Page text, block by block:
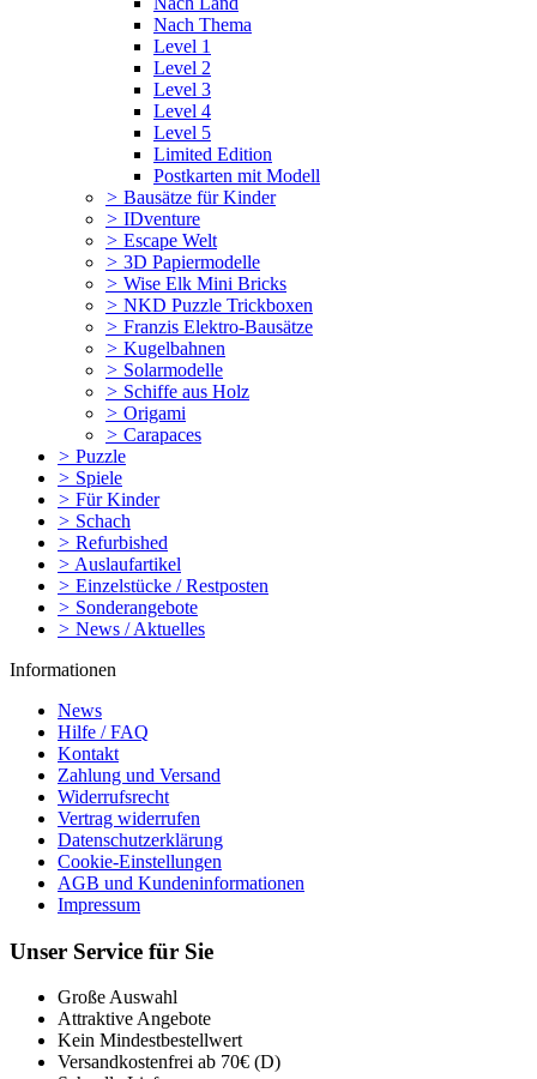
Nach Thema
Level 1
Level 2
Level 3
Level 4
Level 5
Limited Edition
Postkarten mit Modell
> Bausätze für Kinder
> IDventure
> Escape Welt
> 3D Papiermodelle
> Wise Elk Mini Bricks
> NKD Puzzle Trickboxen
> Franzis Elektro-Bausätze
> Kugelbahnen
> Solarmodelle
> Schiffe aus Holz
> Origami
> Carapaces
> Puzzle
> Spiele
> Für Kinder
> Schach
> Refurbished
> Auslaufartikel
> Einzelstücke / Restposten
> Sonderangebote
> News / Aktuelles
Informationen
News
Hilfe / FAQ
Kontakt
Zahlung und Versand
Widerrufsrecht
Vertrag widerrufen
Datenschutzerklärung
Cookie-Einstellungen
AGB und Kundeninformationen
Impressum
Unser Service für Sie
Große Auswahl
Attraktive Angebote
Kein Mindestbestellwert
Versandkostenfrei ab 70€ (D)